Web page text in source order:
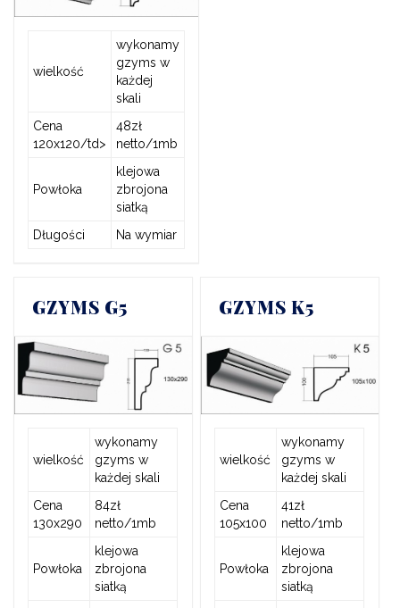
wielkość
wykonamy
gzyms w
każdej
skali
Cena
120x120/td>
48zł
netto/1mb
Powłoka
klejowa
zbrojona
siatką
Długości
Na wymiar
GZYMS G5
wielkość
wykonamy
gzyms w
każdej skali
Cena
130x290
84zł
netto/1mb
Powłoka
klejowa
zbrojona
siatką
GZYMS K5
wielkość
wykonamy
gzyms w
każdej skali
Cena
105x100
41zł
netto/1mb
Powłoka
klejowa
zbrojona
siatką